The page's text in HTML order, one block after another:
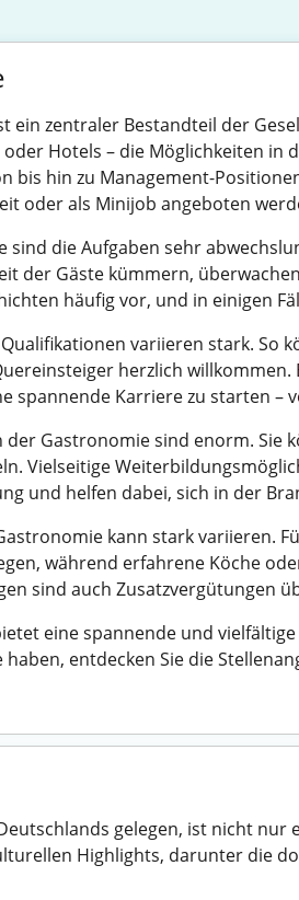
ein zentraler Bestandteil der
oder Hotels – die Möglichkeiten
bis hin zu Management-
oder als Minijob angeboten
sind die Aufgaben sehr
der Gäste kümmern,
häufig vor, und in einigen
variieren stark. So
herzlich
spannende Karriere zu starten –
Gastronomie sind enorm. Sie
Vielseitige
und helfen dabei, sich in der
kann stark variieren.
während erfahrene Köche
sind auch Zusatzvergütungen
eine spannende und
haben, entdecken Sie die
gelegen, ist nicht
Highlights, darunter die